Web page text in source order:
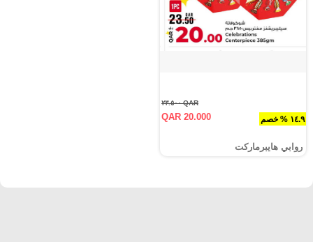
١٤.٩ % خصم
QAR ٢٣.٥٠٠
QAR 20.000
روابي هايبرماركت